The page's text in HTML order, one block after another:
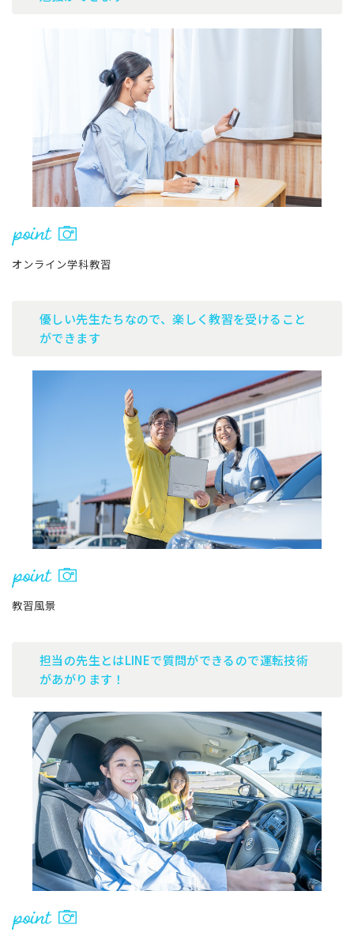
オンライン学科教習
優しい先生たちなので、楽しく教習を受けること
ができます
教習風景
担当の先生とはLINEで質問ができるので運転技術
があがります！